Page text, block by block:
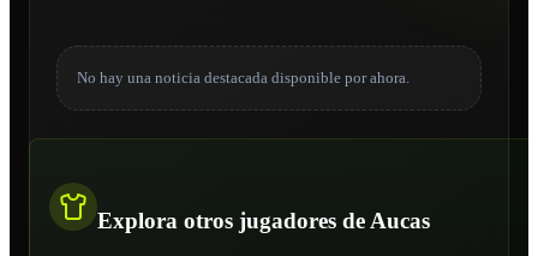
No hay una noticia destacada disponible por ahora.
Explora otros jugadores de Aucas